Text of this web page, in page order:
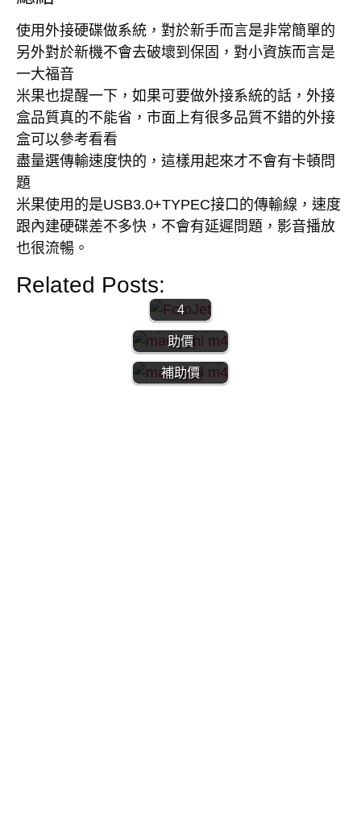
使用外接硬碟做系統，對於新手而言是非常簡單的
另外對於新機不會去破壞到保固，對小資族而言是
一大福音
米果也提醒一下，如果可要做外接系統的話，外接
盒品質真的不能省，市面上有很多品質不錯的外接
盒可以參考看看
盡量選傳輸速度快的，這樣用起來才不會有卡頓問
題
米果使用的是USB3.0+TYPEC接口的傳輸線，速度
跟內建硬碟差不多快，不會有延遲問題，影音播放
也很流暢。
Related Posts:
外接盒 |
外接USB
MAC mini
4
【MAC】MAC
mini M4 | 開箱
文 |陸版百億補
助價
【MAC】Mac
Mini m4｜百憶
補助價